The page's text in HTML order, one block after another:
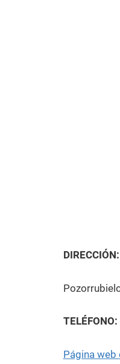
DIRECCIÓN:
TELÉFONO:
Página web